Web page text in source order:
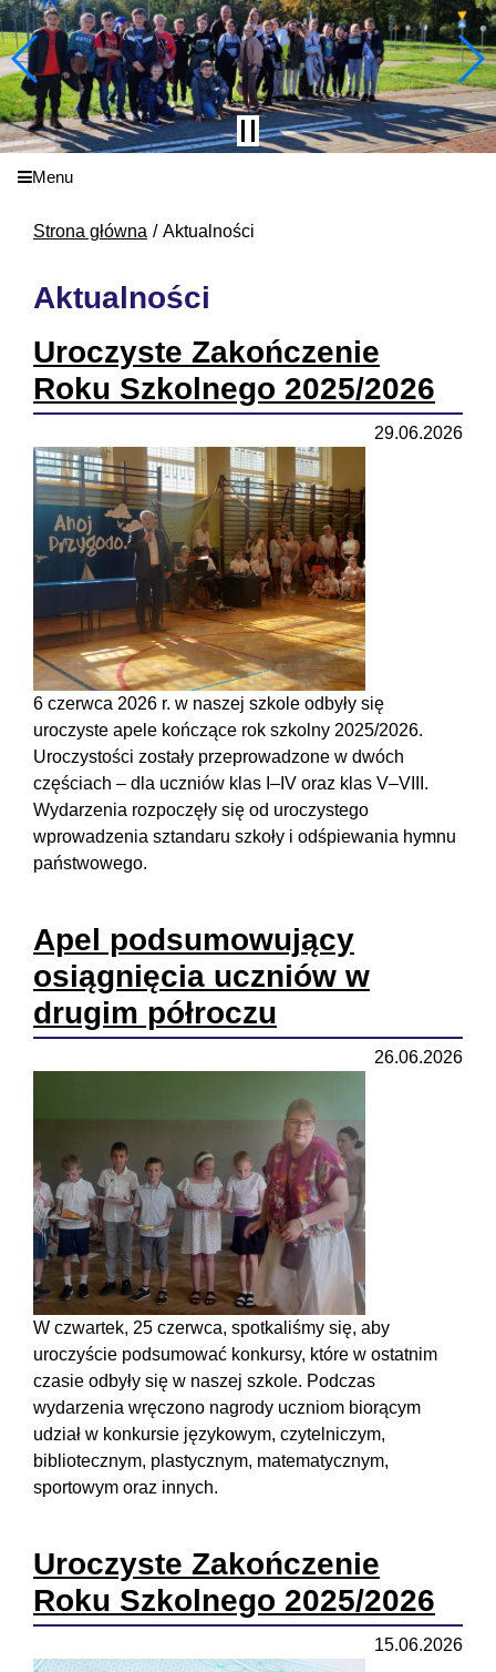
Menu
Strona główna Aktualności
Aktualności
Uroczyste Zakończenie
Roku Szkolnego 2025/2026
29.06.2026
6 czerwca 2026 r. w naszej szkole odbyły się
uroczyste apele kończące rok szkolny 2025/2026.
Uroczystości zostały przeprowadzone w dwóch
częściach – dla uczniów klas I–IV oraz klas V–VIII.
Wydarzenia rozpoczęły się od uroczystego
wprowadzenia sztandaru szkoły i odśpiewania hymnu
państwowego.
Apel podsumowujący
osiągnięcia uczniów w
drugim półroczu
26.06.2026
W czwartek, 25 czerwca, spotkaliśmy się, aby
uroczyście podsumować konkursy, które w ostatnim
czasie odbyły się w naszej szkole. Podczas
wydarzenia wręczono nagrody uczniom biorącym
udział w konkursie językowym, czytelniczym,
bibliotecznym, plastycznym, matematycznym,
sportowym oraz innych.
Uroczyste Zakończenie
Roku Szkolnego 2025/2026
15.06.2026